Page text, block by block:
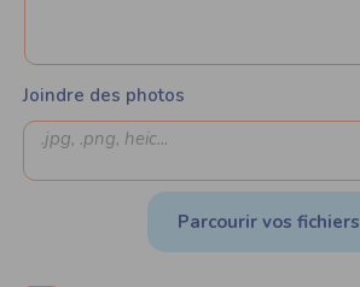
Joindre des photos
Parcourir vos fichiers